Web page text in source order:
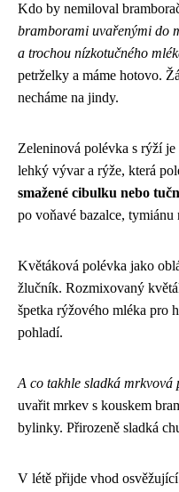
Kdo by nemiloval
bramborami uvařenými do
a trochou nízkotučného
petrželky a máme hotovo.
necháme na jindy.
Zeleninová polévka s rýží
lehký vývar a rýže, která
smažené cibulku nebo
po voňavé bazalce, tymiánu
Květáková polévka jako
žlučník. Rozmixovaný
špetka rýžového mléka pro
pohladí.
A co takhle sladká mrkvová
uvařit mrkev s kouskem
bylinky. Přirozeně sladká
V létě přijde vhod